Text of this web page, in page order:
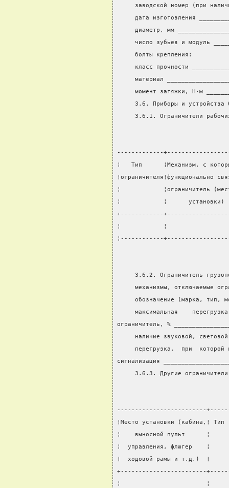
заводской номер (при
дата изготовления
диаметр, мм
число зубьев и модуль
     болты крепления:
класс прочности
материал
момент затяжки, Н·м
3.6. Приборы и устройства
3.6.1. Ограничители
-------------
¦   Тип      ¦Механизм, с
¦            ¦ограничитель
¦            ¦
+------------
¦            ¦
¦------------
3.6.2. Ограничитель
механизмы, отключаемые
обозначение (марка, тип,
максимальная
ограничитель, %
наличие звуковой,
перегрузка,  при  которой
сигнализация
3.6.3. Другие
-------------------------
¦Место установки (кабина,¦
¦    выносной пульт      ¦
¦  управления, флюгер    ¦
¦  ходовой рамы и т.д.)
+------------------------
¦                        ¦